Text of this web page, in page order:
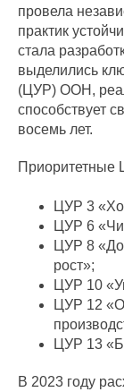
провела
практик
стала
выделились
(ЦУР) ООН,
способствует
восемь лет.
ЦУР 3
ЦУР 6
ЦУР 8
рост»;
ЦУР 10
ЦУР 12
ЦУР 13
В 2023 году